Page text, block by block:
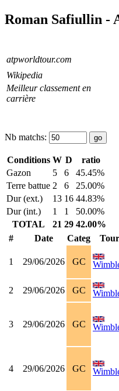
Roman Safiullin -
atpworldtour.com
Wikipedia
Meilleur classement en
carrière
Nb matchs:
Conditions W D
ratio
Gazon
5 6
45.45%
Terre battue 2 6
25.00%
Dur (ext.)
13 16 44.83%
Dur (int.)
1 1
50.00%
TOTAL
21 29 42.00%
#
Date Categ
1 29/06/2026 GC
2
29/06/2026 GC
3 29/06/2026 GC
4 29/06/2026 GC